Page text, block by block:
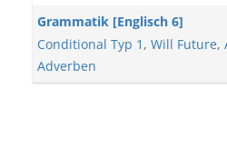
Grammatik [Englisch 6]
Conditional Typ 1 , Will Future,
Adverben